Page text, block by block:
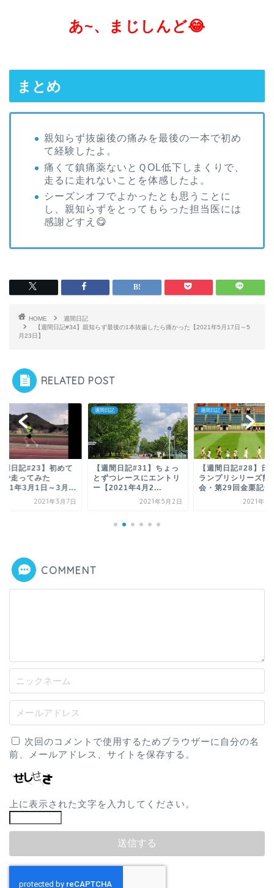
あ~、まじしんど😂
まとめ
親知らず抜歯後の痛みを最後の一本で初め
て経験したよ。
痛くて鎮痛薬ないとＱOL低下しまくりで、
走るに走れないことを体感したよ。
シーズンオフでよかったとも思うことに
し、親知らずをとってもらった担当医には
感謝どすえ😋
HOME
週間日記
【週間日記#34】親知らず最後の1本抜歯したら痛かった【2021年5月17日～5
月23日】
RELATED POST
間日記#23】初めて
で走ってみた
年3月1日～3月...
2021年3月7日
週間日記
【週間日記#31】ちょっ
とずつレースにエントリ
ー【2021年4月2...
2021年5月2日
週間日記
【週間日記#28】日
ランプリシリーズ熊
会・第29回金栗記念
2021年4
COMMENT
次回のコメントで使用するためブラウザーに自分の名
前、メールアドレス、サイトを保存する。
上に表示された文字を入力してください。